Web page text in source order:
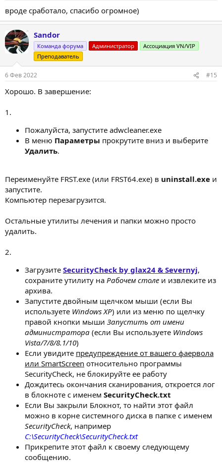
вроде сработало, спасибо огромное)
Sandor
Команда форума Администратор
Ассоциация VN/VIP
Преподаватель
6 Фев 2022 #15
Хорошо. В завершение:
1.
Пожалуйста, запустите adwcleaner.exe
В меню Параметры прокрутите вниз и выберите
Удалить.
Переименуйте FRST.exe (или FRST64.exe) в uninstall.exe и
запустите.
Компьютер перезагрузится.
Остальные утилиты лечения и папки можно просто
удалить.
2.
Загрузите SecurityCheck by glax24 & Severnyj,
сохраните утилиту на Рабочем столе и извлеките из
архива.
Запустите двойным щелчком мыши (если Вы
используете Windows XP) или из меню по щелчку
правой кнопки мыши Запустить от имени
администратора (если Вы используете Windows
Vista/7/8/8.1/10)
Если увидите предупреждение от вашего фаервола
или SmartScreen относительно программы
SecurityCheck, не блокируйте ее работу
Дождитесь окончания сканирования, откроется лог
в блокноте с именем SecurityCheck.txt
Если Вы закрыли Блокнот, то найти этот файл
можно в корне системного диска в папке с именем
SecurityCheck, например
C:\SecurityCheck\SecurityCheck.txt
Прикрепите этот файл к своему следующему
сообщению.